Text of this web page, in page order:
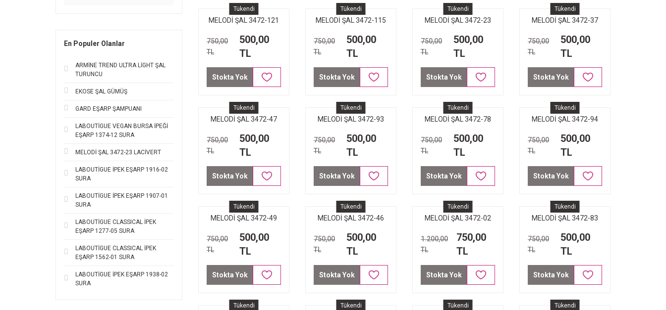
En Populer Olanlar
ARMİNE TREND ULTRA LİGHT ŞAL
TURUNCU
EKOSE ŞAL GÜMÜŞ
GARD EŞARP ŞAMPUANI
LABOUTİGUE VEGAN BURSA İPEĞİ
EŞARP 1374-12 SURA
MELODİ ŞAL 3472-23 LACİVERT
LABOUTİGUE İPEK EŞARP 1916-02
SURA
LABOUTİGUE İPEK EŞARP 1907-01
SURA
LABOUTİGUE CLASSICAL İPEK
EŞARP 1277-05 SURA
LABOUTİGUE CLASSICAL İPEK
EŞARP 1562-01 SURA
LABOUTİGUE İPEK EŞARP 1938-02
SURA
Tükendi
MELODİ ŞAL 3472-121
750,00
TL
500,00
TL
Stokta Yok
Tükendi
MELODİ ŞAL 3472-115
750,00
TL
500,00
TL
Stokta Yok
Tükendi
MELODİ ŞAL 3472-23
750,00
TL
500,00
TL
Stokta Yok
Tükendi
MELODİ ŞAL 3472-37
750,00
TL
500,00
TL
Stokta Yok
Tükendi
MELODİ ŞAL 3472-47
PÜSKÜL
750,00
TL
500,00
TL
Stokta Yok
Tükendi
MELODİ ŞAL 3472-93
750,00
TL
500,00
TL
Stokta Yok
Tükendi
MELODİ ŞAL 3472-78
750,00
TL
500,00
TL
Stokta Yok
Tükendi
MELODİ ŞAL 3472-94
750,00
TL
500,00
TL
Stokta Yok
Tükendi
MELODİ ŞAL 3472-49
PÜSKÜL NAR ÇİÇEĞİ
750,00
TL
500,00
TL
Stokta Yok
Tükendi
MELODİ ŞAL 3472-46
750,00
TL
500,00
TL
Stokta Yok
Tükendi
MELODİ ŞAL 3472-02
1.200,00
TL
750,00
TL
Stokta Yok
Tükendi
MELODİ ŞAL 3472-83
750,00
TL
500,00
TL
Stokta Yok
Tükendi Tükendi Tükendi Tükendi